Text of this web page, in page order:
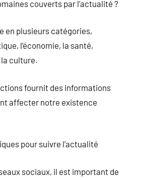
couverts par l’actualité ?
en plusieurs catégories,
l’économie, la santé,
la culture.
fournit des informations
affecter notre existence
pour suivre l’actualité
sociaux, il est important de